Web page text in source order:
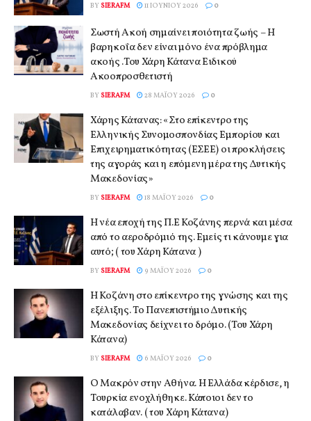
BY SIERAFM 11 ΙΟΥΝΊΟΥ 2026 0
Σωστή Ακοή σημαίνει ποιότητα ζωής – Η
βαρηκοΐα δεν είναι μόνο ένα πρόβλημα
ακοής .Του Χάρη Κάτανα Ειδικού
Ακοοπροσθετιστή
BY SIERAFM 28 ΜΑΪ́ΟΥ 2026 0
Χάρης Κάτανας: «Στο επίκεντρο της
Ελληνικής Συνομοσπονδίας Εμπορίου και
Επιχειρηματικότητας (ΕΣΕΕ) οι προκλήσεις
της αγοράς και η επόμενη μέρα της Δυτικής
Μακεδονίας»
BY SIERAFM 18 ΜΑΪ́ΟΥ 2026 0
Η νέα εποχή της Π.Ε Κοζάνης περνά και μέσα
από το αεροδρόμιό της. Εμείς τι κάνουμε για
αυτό; ( του Χάρη Κάτανα )
BY SIERAFM 9 ΜΑΪ́ΟΥ 2026 0
Η Κοζάνη στο επίκεντρο της γνώσης και της
εξέλιξης. Το Πανεπιστήμιο Δυτικής
Μακεδονίας δείχνει το δρόμο. (Του Χάρη
Κάτανα)
BY SIERAFM 6 ΜΑΪ́ΟΥ 2026 0
Ο Μακρόν στην Αθήνα. Η Ελλάδα κέρδισε, η
Τουρκία ενοχλήθηκε. Κάποιοι δεν το
κατάλαβαν. ( του Χάρη Κάτανα)